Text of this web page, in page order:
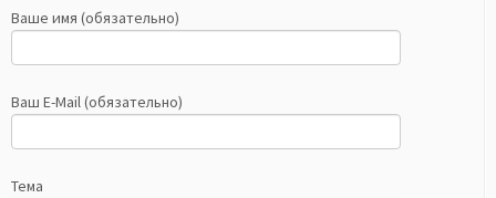
Ваше имя (обязательно)
Ваш E-Mail (обязательно)
Тема